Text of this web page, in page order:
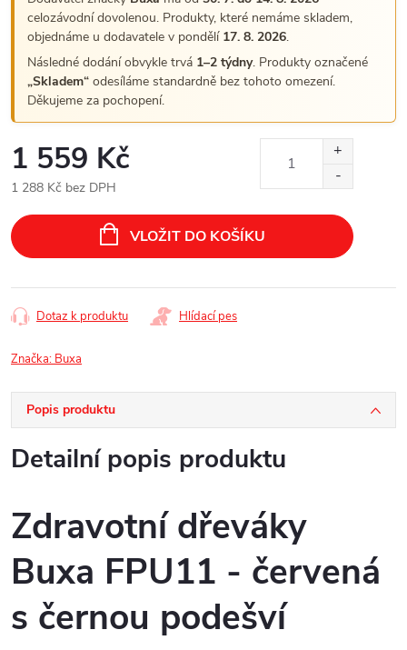
celozávodní dovolenou. Produkty, které nemáme skladem,
objednáme u dodavatele v pondělí 17. 8. 2026.
Následné dodání obvykle trvá 1–2 týdny. Produkty označené
„Skladem“ odesíláme standardně bez tohoto omezení.
Děkujeme za pochopení.
1 559 Kč
1 288 Kč bez DPH
cena:
VLOŽIT DO KOŠÍKU
Dotaz k produktu Hlídací pes
Značka: Buxa
Popis produktu
Detailní popis produktu
Zdravotní dřeváky
Buxa FPU11 - červená
s černou podešví